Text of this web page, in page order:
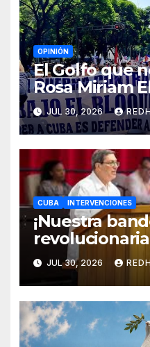
OPINIÓN
El Golfo que
Rosa Miriam
JUL 30, 2026
CUBA INTERVENCIONES
¡Nuestra
jamás! Por
Parrilla
JUL 30, 2026